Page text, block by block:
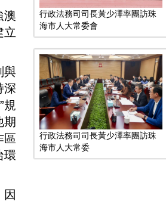
澳
立
與
深
規
期
區
環
行政法務司司長黃少澤率團訪珠
海市人大常委會
行政法務司司長黃少澤率團訪珠
海市人大常委